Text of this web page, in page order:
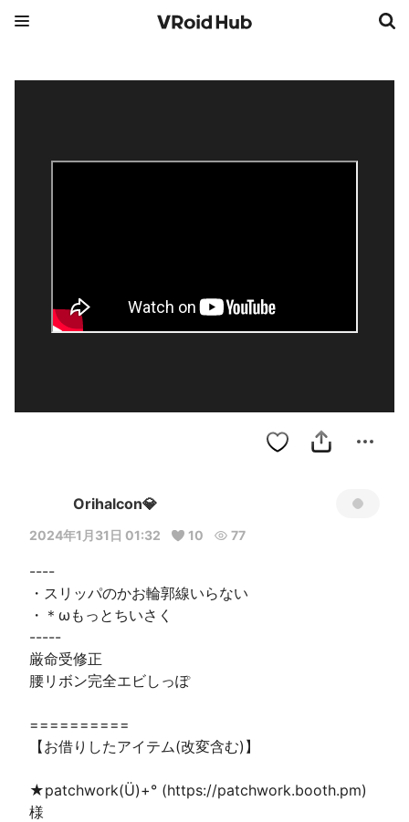
Orihalcon💎
2024年1月31日 01:32 10 77
----
・スリッパのかお輪郭線いらない
・＊ωもっとちいさく
-----
厳命受修正
腰リボン完全エビしっぽ
==========
【お借りしたアイテム(改変含む)】
★patchwork(Ü)+° (https://patchwork.booth.pm)
様